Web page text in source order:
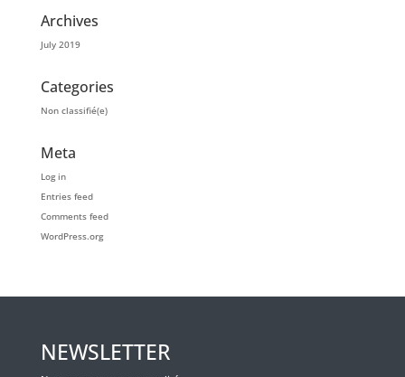
Archives
July 2019
Categories
Non classifié(e)
Meta
Log in
Entries feed
Comments feed
WordPress.org
NEWSLETTER